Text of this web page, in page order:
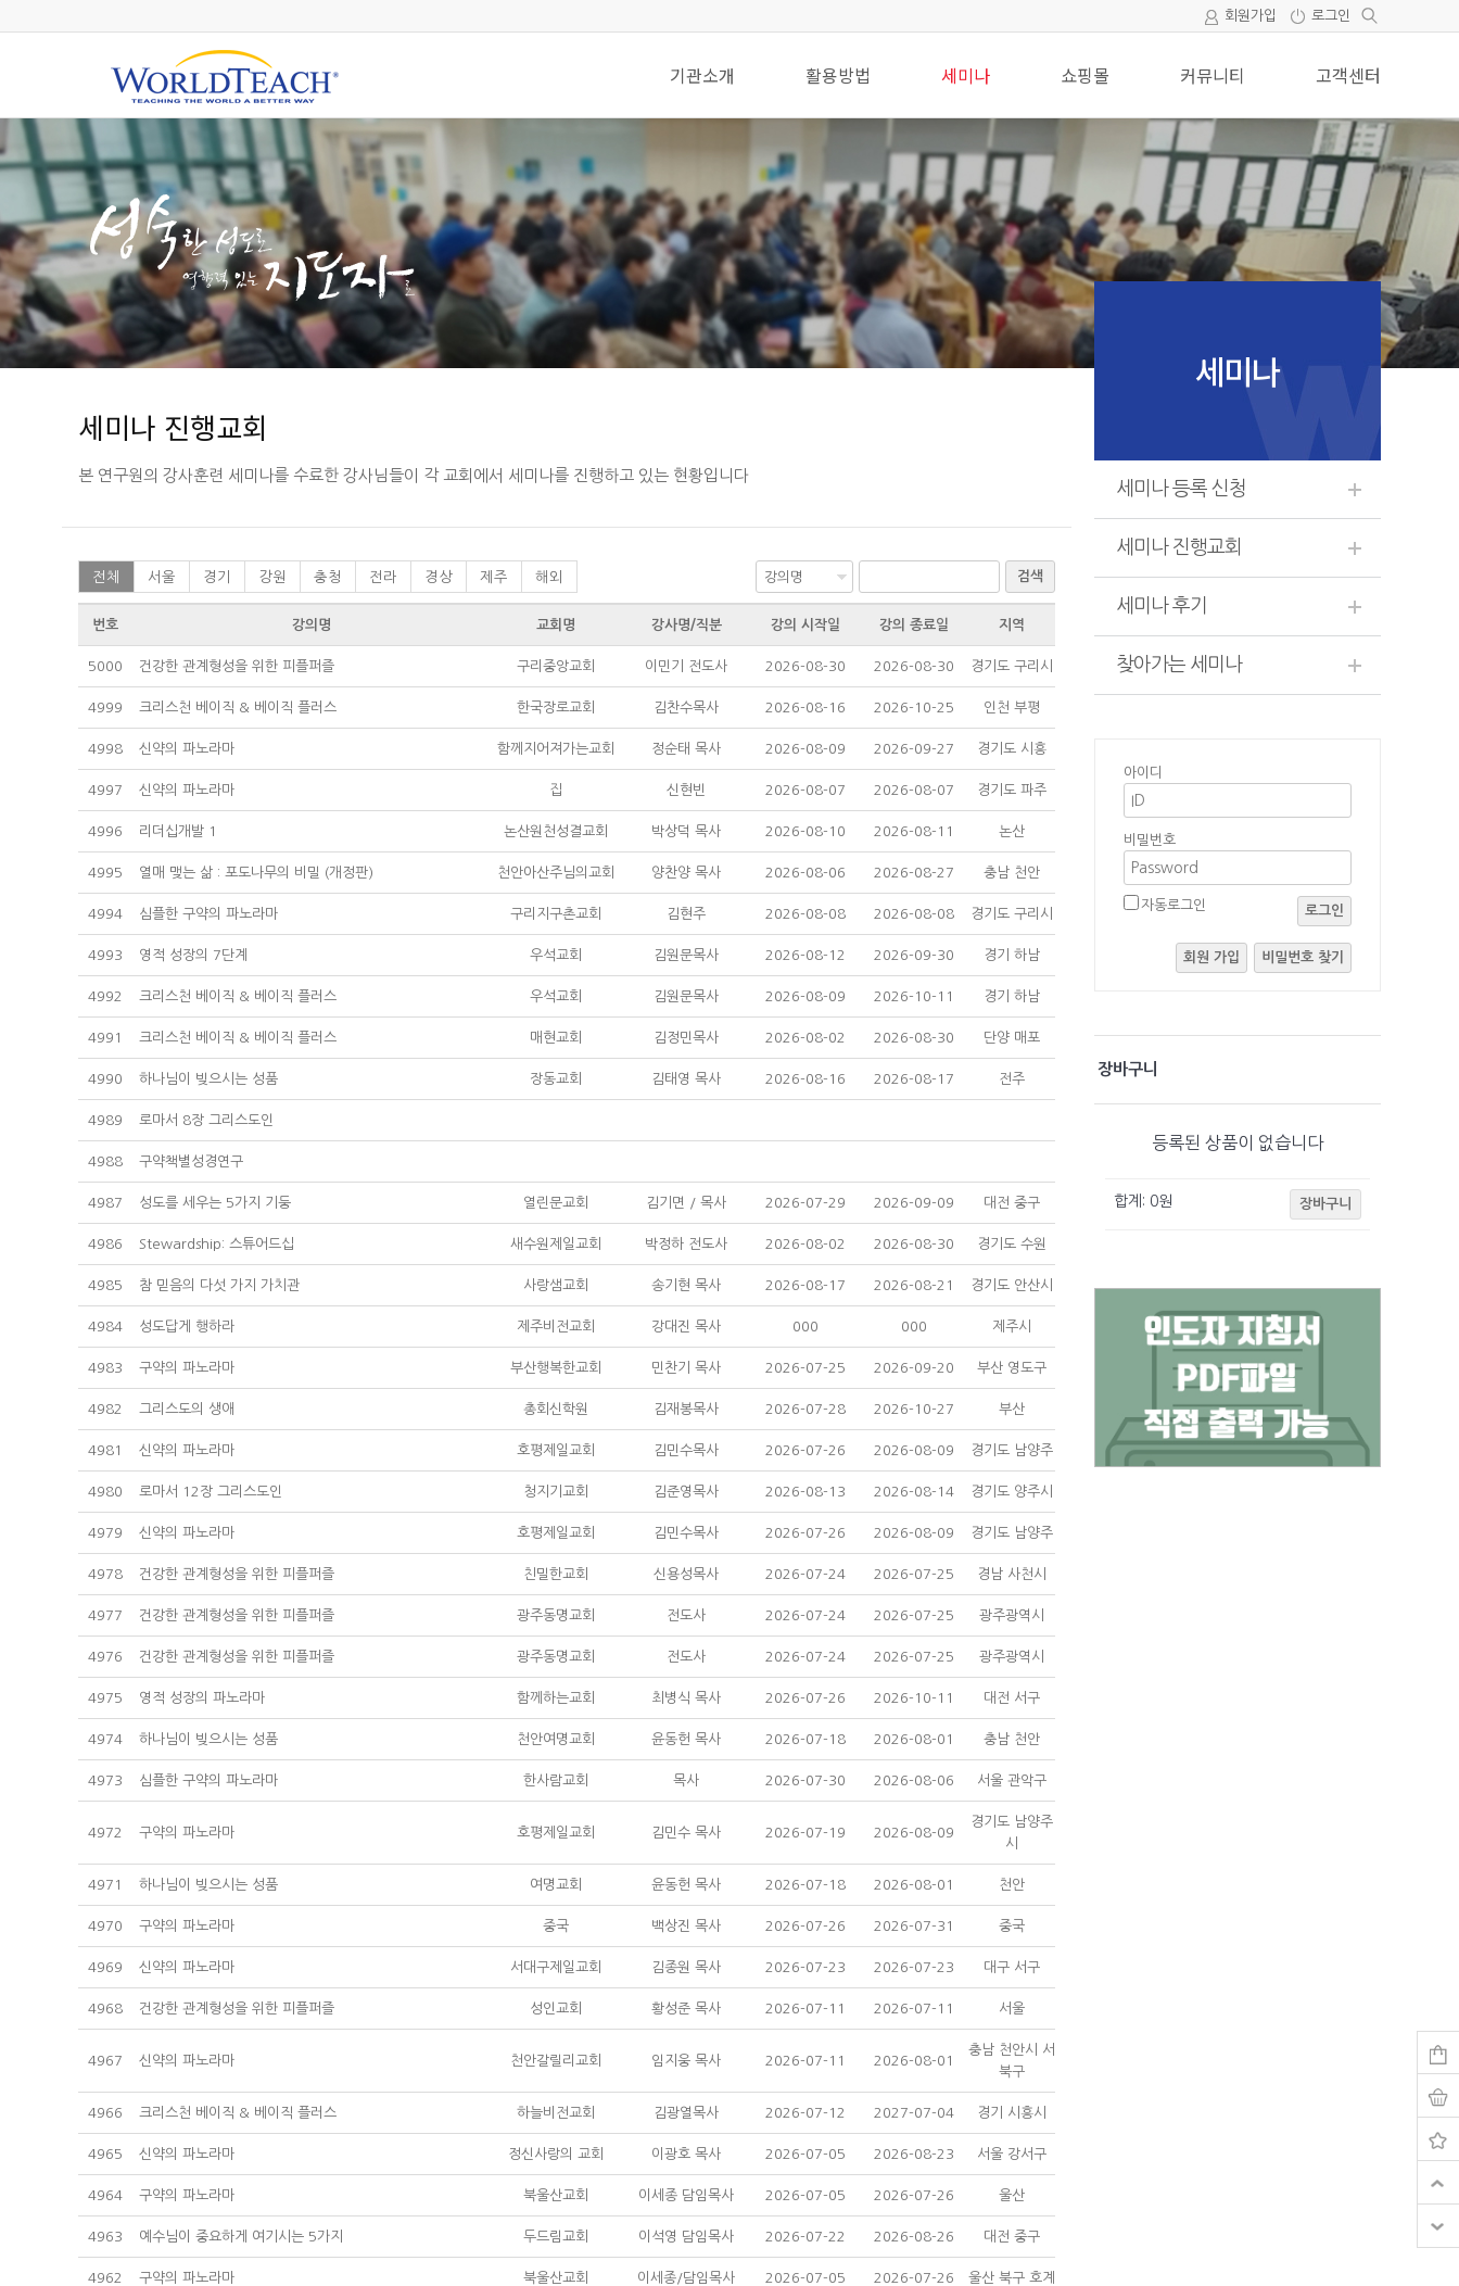
로그인
회원가입
기관소개 활용방법 세미나 쇼핑몰 커뮤니티 고객센터
세미나 진행교회
본 연구원의 강사훈련 세미나를 수료한 강사님들이 각 교회에서 세미나를 진행하고 있는 현황입니다
전체 서울 경기 강원 충청 전라 경상 제주 해외 검색
번호 강의명 교회명 강사명/직분 강의 시작일 강의 종료일 지역
5000 건강한 관계형성을 위한 피플퍼즐 구리중앙교회 이민기 전도사 2026-08-30 2026-08-30 경기도 구리시
4999 크리스천 베이직 & 베이직 플러스 한국장로교회 김찬수목사 2026-08-16 2026-10-25 인천 부평
4998 신약의 파노라마 함께지어져가는교회 정순태 목사 2026-08-09 2026-09-27 경기도 시흥
4997 신약의 파노라마 집 신현빈 2026-08-07 2026-08-07 경기도 파주
4996 리더십개발 1 논산원천성결교회 박상덕 목사 2026-08-10 2026-08-11 논산
4995 열매 맺는 삶 : 포도나무의 비밀 (개정판) 천안아산주님의교회 양찬양 목사 2026-08-06 2026-08-27 충남 천안
4994 심플한 구약의 파노라마 구리지구촌교회 김현주 2026-08-08 2026-08-08 경기도 구리시
4993 영적 성장의 7단계 우석교회 김원문목사 2026-08-12 2026-09-30 경기 하남
4992 크리스천 베이직 & 베이직 플러스 우석교회 김원문목사 2026-08-09 2026-10-11 경기 하남
4991 크리스천 베이직 & 베이직 플러스 매현교회 김정민목사 2026-08-02 2026-08-30 단양 매포
4990 하나님이 빚으시는 성품 장동교회 김태영 목사 2026-08-16 2026-08-17 전주
4989 로마서 8장 그리스도인
4988 구약책별성경연구
4987 성도를 세우는 5가지 기둥 열린문교회 김기면 / 목사 2026-07-29 2026-09-09 대전 중구
4986 Stewardship: 스튜어드십 새수원제일교회 박정하 전도사 2026-08-02 2026-08-30 경기도 수원
4985 참 믿음의 다섯 가지 가치관 사랑샘교회 송기현 목사 2026-08-17 2026-08-21 경기도 안산시
4984 성도답게 행하라 제주비전교회 강대진 목사 000 000 제주시
4983 구약의 파노라마 부산행복한교회 민찬기 목사 2026-07-25 2026-09-20 부산 영도구
4982 그리스도의 생애 총회신학원 김재봉목사 2026-07-28 2026-10-27 부산
4981 신약의 파노라마 호평제일교회 김민수목사 2026-07-26 2026-08-09 경기도 남양주
4980 로마서 12장 그리스도인 청지기교회 김준영목사 2026-08-13 2026-08-14 경기도 양주시
4979 신약의 파노라마 호평제일교회 김민수목사 2026-07-26 2026-08-09 경기도 남양주
4978 건강한 관계형성을 위한 피플퍼즐 친밀한교회 신용성목사 2026-07-24 2026-07-25 경남 사천시
4977 건강한 관계형성을 위한 피플퍼즐 광주동명교회 전도사 2026-07-24 2026-07-25 광주광역시
4976 건강한 관계형성을 위한 피플퍼즐 광주동명교회 전도사 2026-07-24 2026-07-25 광주광역시
4975 영적 성장의 파노라마 함께하는교회 최병식 목사 2026-07-26 2026-10-11 대전 서구
4974 하나님이 빚으시는 성품 천안여명교회 윤동헌 목사 2026-07-18 2026-08-01 충남 천안
4973 심플한 구약의 파노라마 한사람교회 목사 2026-07-30 2026-08-06 서울 관악구
4972 구약의 파노라마 호평제일교회 김민수 목사 2026-07-19 2026-08-09
경기도 남양주
시
4971 하나님이 빚으시는 성품 여명교회 윤동헌 목사 2026-07-18 2026-08-01 천안
4970 구약의 파노라마 중국 백상진 목사 2026-07-26 2026-07-31 중국
4969 신약의 파노라마 서대구제일교회 김종원 목사 2026-07-23 2026-07-23 대구 서구
4968 건강한 관계형성을 위한 피플퍼즐 성인교회 황성준 목사 2026-07-11 2026-07-11 서울
4967 신약의 파노라마 천안갈릴리교회 임지웅 목사 2026-07-11 2026-08-01
충남 천안시 서
북구
4966 크리스천 베이직 & 베이직 플러스 하늘비전교회 김광열목사 2026-07-12 2027-07-04 경기 시흥시
4965 신약의 파노라마 정신사랑의 교회 이광호 목사 2026-07-05 2026-08-23 서울 강서구
4964 구약의 파노라마 북울산교회 이세종 담임목사 2026-07-05 2026-07-26 울산
4963 예수님이 중요하게 여기시는 5가지 두드림교회 이석영 담임목사 2026-07-22 2026-08-26 대전 중구
4962 구약의 파노라마 북울산교회 이세종/담임목사 2026-07-05 2026-07-26 울산 북구 호계
세미나
세미나 등록 신청
세미나 진행교회
세미나 후기
찾아가는 세미나
아이디
비밀번호
자동로그인 로그인
회원 가입 비밀번호 찾기
장바구니
등록된 상품이 없습니다
합계: 0원 장바구니